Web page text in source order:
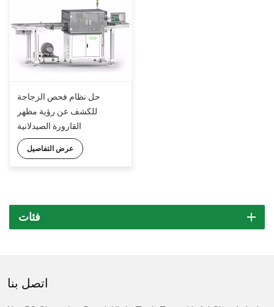
حل نظام فحص الزجاجة
للكشف عن رؤية مظهر
القارورة الصيدلانية
عرض التفاصيل
فئات
اتصل بنا